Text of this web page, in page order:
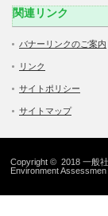
関連リンク
バナーリンクのご案内
リンク
サイトポリシー
サイトマップ
Copyright © 2018 一般
Environment